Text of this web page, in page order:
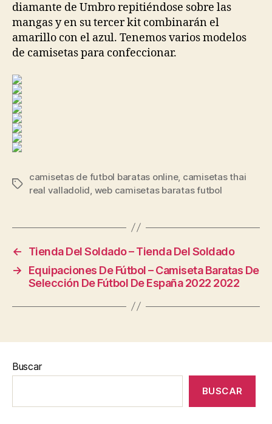
diamante de Umbro repitiéndose sobre las
mangas y en su tercer kit combinarán el
amarillo con el azul. Tenemos varios modelos
de camisetas para confeccionar.
Etiquetas
camisetas de futbol baratas online, camisetas thai
real valladolid web camisetas baratas futbol
←
Tienda Del Soldado – Tienda Del Soldado
→
Equipaciones De Fútbol – Camiseta Baratas De
Selección De Fútbol De España 2022 2022
Buscar
BUSCAR